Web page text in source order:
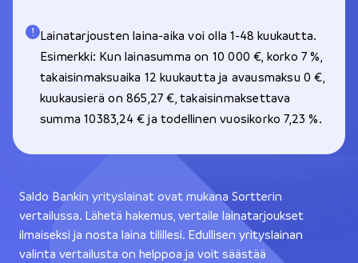
Lainatarjousten laina-aika voi olla 1-48 kuukautta.
Esimerkki: Kun lainasumma on 10 000 €, korko 7 %,
takaisinmaksuaika 12 kuukautta ja avausmaksu 0 €,
kuukausierä on 865,27 €, takaisinmaksettava
summa 10383,24 € ja todellinen vuosikorko 7,23 %.
Saldo Bankin yrityslainat ovat mukana Sortterin
vertailussa. Lähetä hakemus, vertaile lainatarjoukset
ilmaiseksi ja nosta laina tilillesi. Edullisen yrityslainan
valinta vertailusta on helppoa ja voit säästää